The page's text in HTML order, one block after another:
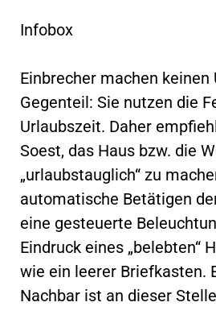
Infobox
Einbrecher machen keinen
Gegenteil: Sie nutzen die
Urlaubszeit. Daher
Soest, das Haus bzw. die
„urlaubstauglich“ zu
automatische Betätigen
eine gesteuerte
Eindruck eines „belebten“
wie ein leerer Briefkasten.
Nachbar ist an dieser